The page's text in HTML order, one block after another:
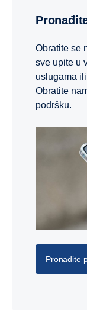
Obratite se
sve upite u
uslugama
Obratite
podršku.
Pronađite